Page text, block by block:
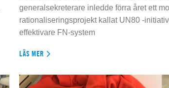
generalsekreterare inledde förra året ett
rationaliseringsprojekt kallat UN80 -
effektivare FN-system
LÄS MER